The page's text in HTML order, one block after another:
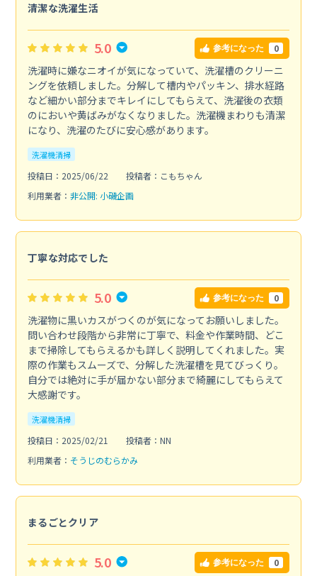
清潔な洗濯生活
5.0 参考になった 0
洗濯時に嫌なニオイが気になっていて、洗濯槽のクリーニ
ングを依頼しました。分解して槽内やパッキン、排水経路
など細かい部分までキレイにしてもらえて、洗濯後の衣類
のにおいや黄ばみがなくなりました。洗濯機まわりも清潔
になり、洗濯のたびに安心感があります。
洗濯機清掃
投稿日：2025/06/22
投稿者：こもちゃん
利用業者： 非公開: 小磯企画
丁寧な対応でした
5.0 参考になった 0
洗濯物に黒いカスがつくのが気になってお願いしました。
問い合わせ段階から非常に丁寧で、料金や作業時間、どこ
まで掃除してもらえるかも詳しく説明してくれました。実
際の作業もスムーズで、分解した洗濯槽を見てびっくり。
自分では絶対に手が届かない部分まで綺麗にしてもらえて
大感謝です。
洗濯機清掃
投稿日：2025/02/21
投稿者：NN
利用業者： そうじのむらかみ
まるごとクリア
5.0 参考になった 0